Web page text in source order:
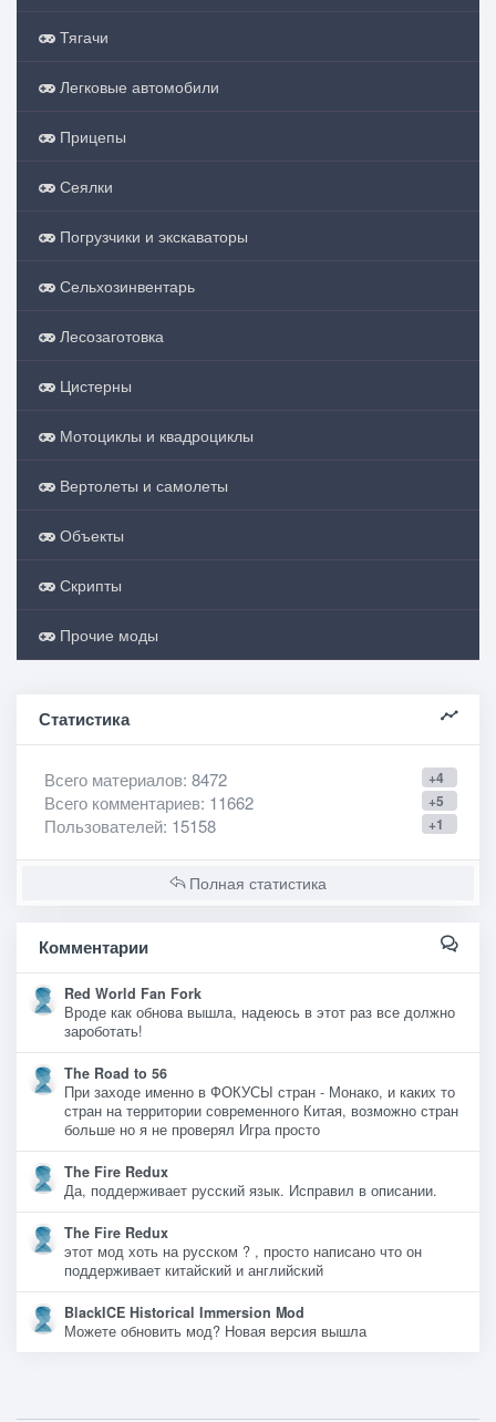
Тягачи
Легковые автомобили
Прицепы
Сеялки
Погрузчики и экскаваторы
Сельхозинвентарь
Лесозаготовка
Цистерны
Мотоциклы и квадроциклы
Вертолеты и самолеты
Объекты
Скрипты
Прочие моды
Статистика
+4
Всего материалов: 8472
+5
Всего комментариев: 11662
+1
Пользователей: 15158
Полная статистика
Комментарии
Red World Fan Fork
Вроде как обнова вышла, надеюсь в этот раз все должно
зароботать!
The Road to 56
При заходе именно в ФОКУСЫ стран - Монако, и каких то
стран на территории современного Китая, возможно стран
больше но я не проверял Игра просто
The Fire Redux
Да, поддерживает русский язык. Исправил в описании.
The Fire Redux
этот мод хоть на русском ? , просто написано что он
поддерживает китайский и английский
BlackICE Historical Immersion Mod
Можете обновить мод? Новая версия вышла